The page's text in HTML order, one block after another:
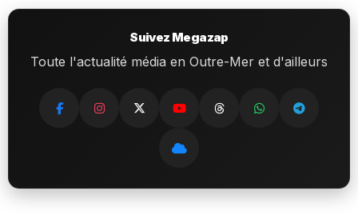
Suivez Megazap
Toute l'actualité média en Outre-Mer et d'ailleurs